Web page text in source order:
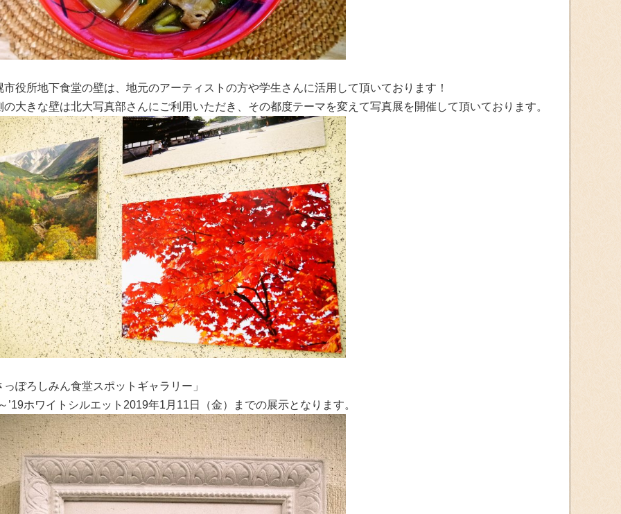
市役所地下食堂の壁は、地元のアーティストの方や学生さんに活用して頂いております！
の大きな壁は北大写真部さんにご利用いただき、その都度テーマを変えて写真展を開催して頂いております。
っぽろしみん食堂スポットギャラリー」
’19ホワイトシルエット2019年1月11日（金）までの展示となります。